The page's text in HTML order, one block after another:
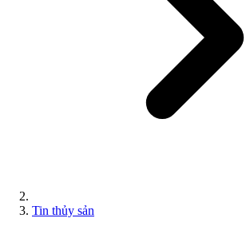
Tin thủy sản